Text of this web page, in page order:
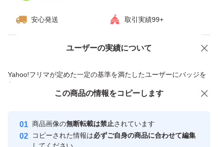
安心発送 取引実績99+
ユーザーの実績について
Yahoo!フリマが定めた一定の基準を満たしたユーザーにバッジを
付与しています
安心取引出品者
心・安全なユーザーです
取引実績
価格の相談 商品への質問
この商品の情報をコピーします
商品画像の無断転載は禁止されています
コピーされた情報は必ずご自身の商品に合わせて編集
この商品をみている人にオススメ